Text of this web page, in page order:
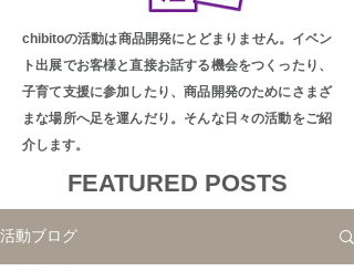
chibitoの活動は商品開発にとどまりません。イベン
ト出展でお客様と直接お話する機会をつくったり、
子育て支援に参加したり、商品開発のためにさまざ
まな場所へ足を運んだり。そんな日々の活動をご紹
介します。
FEATURED POSTS
活動ブログ